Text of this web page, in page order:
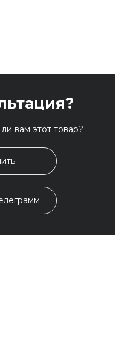
вам этот товар?